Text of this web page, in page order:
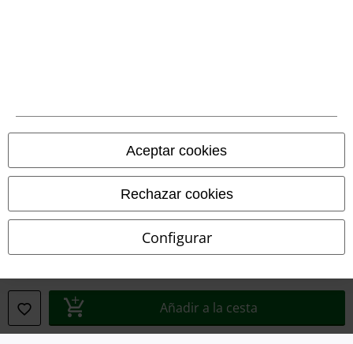
Aceptar cookies
Rechazar cookies
Configurar
Añadir a la cesta
Legal
Términos y Condiciones